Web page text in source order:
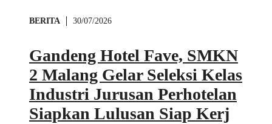
BERITA 30/07/2026
Gandeng Hotel Fave, SMKN
2 Malang Gelar Seleksi Kelas
Industri Jurusan Perhotelan​
Siapkan Lulusan Siap Kerj